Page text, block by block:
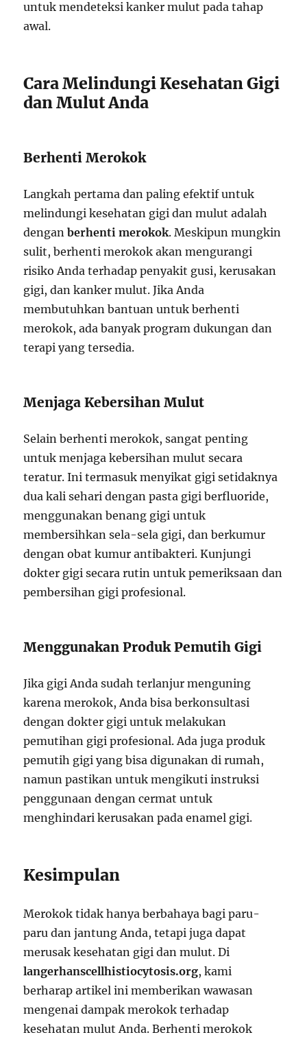
untuk mendeteksi kanker mulut pada tahap
awal.
Cara Melindungi Kesehatan Gigi
dan Mulut Anda
Berhenti Merokok
Langkah pertama dan paling efektif untuk
melindungi kesehatan gigi dan mulut adalah
denganberhenti merokok. Meskipun mungkin
sulit, berhenti merokok akan mengurangi
risiko Anda terhadap penyakit gusi, kerusakan
gigi, dan kanker mulut. Jika Anda
membutuhkan bantuan untuk berhenti
merokok, ada banyak program dukungan dan
terapi yang tersedia.
Menjaga Kebersihan Mulut
Selain berhenti merokok, sangat penting
untuk menjaga kebersihan mulut secara
teratur. Ini termasuk menyikat gigi setidaknya
dua kali sehari dengan pasta gigi berfluoride,
menggunakan benang gigi untuk
membersihkan sela-sela gigi, dan berkumur
dengan obat kumur antibakteri. Kunjungi
dokter gigi secara rutin untuk pemeriksaan dan
pembersihan gigi profesional.
Menggunakan Produk Pemutih Gigi
Jika gigi Anda sudah terlanjur menguning
karena merokok, Anda bisa berkonsultasi
dengan dokter gigi untuk melakukan
pemutihan gigi profesional. Ada juga produk
pemutih gigi yang bisa digunakan di rumah,
namun pastikan untuk mengikuti instruksi
penggunaan dengan cermat untuk
menghindari kerusakan pada enamel gigi.
Kesimpulan
Merokok tidak hanya berbahaya bagi paru-
paru dan jantung Anda, tetapi juga dapat
merusak kesehatan gigi dan mulut. Di
langerhanscellhistiocytosis.org, kami
berharap artikel ini memberikan wawasan
mengenai dampak merokok terhadap
kesehatan mulut Anda. Berhenti merokok